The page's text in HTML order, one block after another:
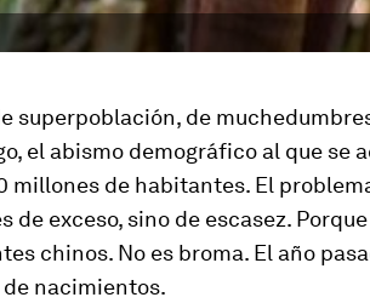
superpoblación, de
el abismo demográfico al que se
millones de habitantes. El
de exceso, sino de escasez.
chinos. No es broma. El año
nacimientos.